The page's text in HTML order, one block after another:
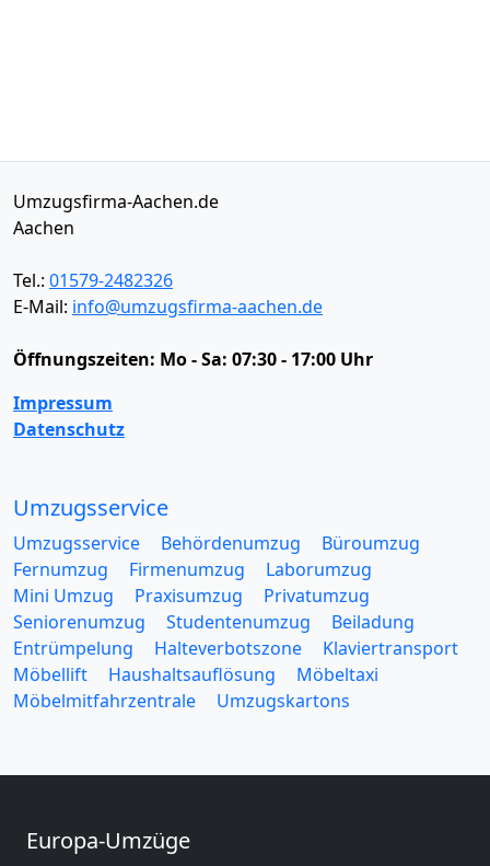
Umzugsfirma-Aachen.de
Aachen
Tel.: 01579-2482326
E-Mail: info@umzugsfirma-aachen.de
Öffnungszeiten: Mo - Sa: 07:30 - 17:00 Uhr
Impressum
Datenschutz
Umzugsservice
Umzugsservice Behördenumzug
Büroumzug
Fernumzug
Firmenumzug
Laborumzug
Mini Umzug
Praxisumzug
Privatumzug
Seniorenumzug
Studentenumzug
Beiladung
Entrümpelung
Halteverbotszone
Klaviertransport
Möbellift
Haushaltsauflösung
Möbeltaxi
Möbelmitfahrzentrale
Umzugskartons
Europa-Umzüge